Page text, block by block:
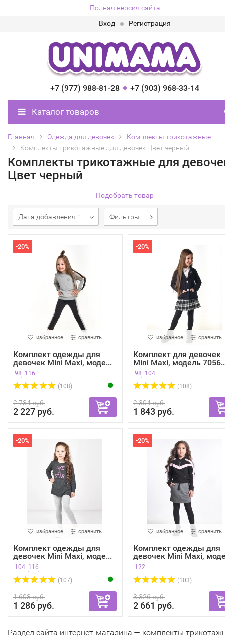
Полная версия сайта
Вход
Регистрация
+7 (977) 988-81-28 +7 (903) 968-33-14
Каталог товаров
Главная Одежда для девочек
Комплекты трикотажные
Комплекты трикотажные для девочек Цвет черный
Комплекты трикотажные для
Цвет черный
Подобрать товар
Дата добавления ↑ Фильтры
-20%
избранное сравнить
Комплект одежды для
девочек Mini Maxi, моде...
98 116
(108)
2 784 руб.
2 227 руб.
-20%
избранное сравнить
Комплект для девочек
Mini Maxi, модель
98 104
(108)
2 304 руб.
1 843 руб.
-20%
избранное сравнить
Комплект одежды для
девочек Mini Maxi, моде...
104 116
(107)
1 608 руб.
1 286 руб.
-20%
избранное сравнить
Комплект одежды для
девочек Mini Maxi,
122
(103)
3 326 руб.
2 661 руб.
Раздел сайта интернет-магазина — комплекты